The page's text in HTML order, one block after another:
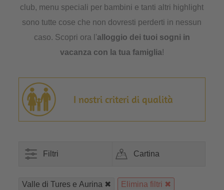
club, menu speciali per bambini e tanti altri highlight
sono tutte cose che non dovresti perderti in nessun
caso. Scopri ora l'alloggio dei tuoi sogni in
vacanza con la tua famiglia!
I nostri criteri di qualità
Filtri Cartina
Valle di Tures e Aurina Elimina filtri